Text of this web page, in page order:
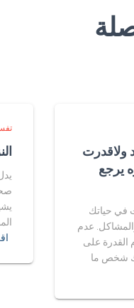
يرجع
في حياتك
عدم
على
لك شخص ما